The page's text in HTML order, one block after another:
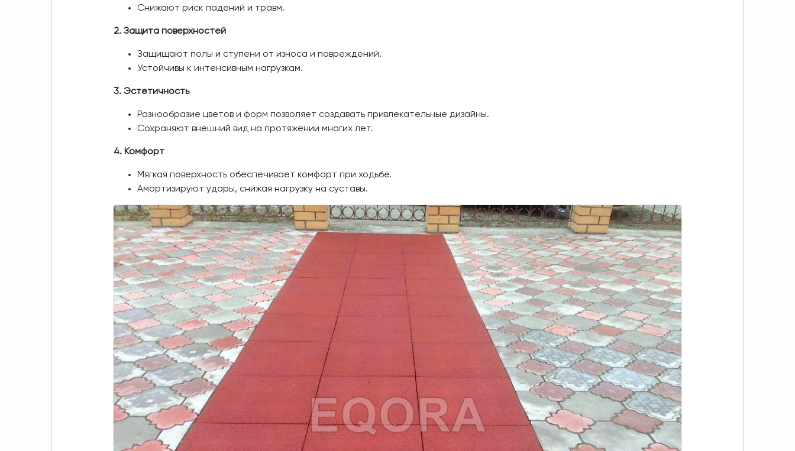
Снижают риск падений и травм.
2. Защита поверхностей
Защищают полы и ступени от износа и повреждений.
Устойчивы к интенсивным нагрузкам.
3. Эстетичность
Разнообразие цветов и форм позволяет создавать привлекательные дизайны.
Сохраняют внешний вид на протяжении многих лет.
4. Комфорт
Мягкая поверхность обеспечивает комфорт при ходьбе.
Амортизируют удары, снижая нагрузку на суставы.